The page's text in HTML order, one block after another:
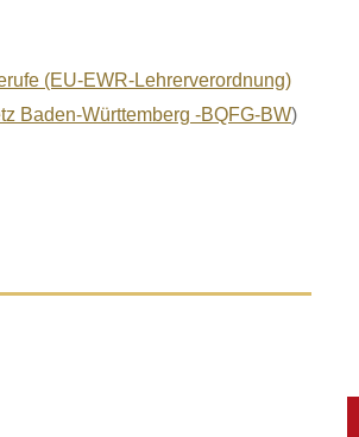
(EU-EWR-Lehrerverordnung)
Baden-Württemberg -BQFG-BW)